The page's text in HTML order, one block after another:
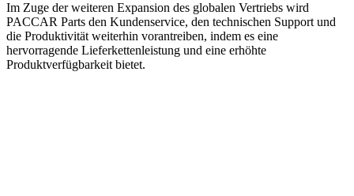
Im Zuge der weiteren Expansion des globalen Vertriebs wird
PACCAR Parts den Kundenservice, den technischen Support und
die Produktivität weiterhin vorantreiben, indem es eine
hervorragende Lieferkettenleistung und eine erhöhte
Produktverfügbarkeit bietet.